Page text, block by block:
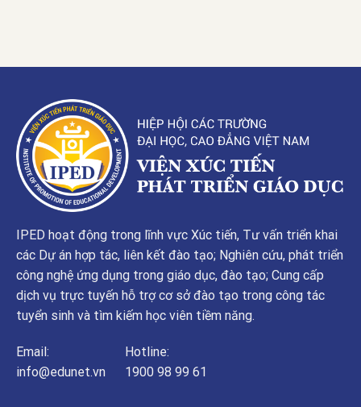
IPED hoạt động trong lĩnh vực Xúc tiến, Tư vấn triển khai
các Dự án hợp tác, liên kết đào tạo; Nghiên cứu, phát triển
công nghệ ứng dụng trong giáo dục, đào tạo; Cung cấp
dịch vụ trực tuyến hỗ trợ cơ sở đào tạo trong công tác
tuyển sinh và tìm kiếm học viên tiềm năng.
Email:
info@edunet.vn
Hotline:
1900 98 99 61